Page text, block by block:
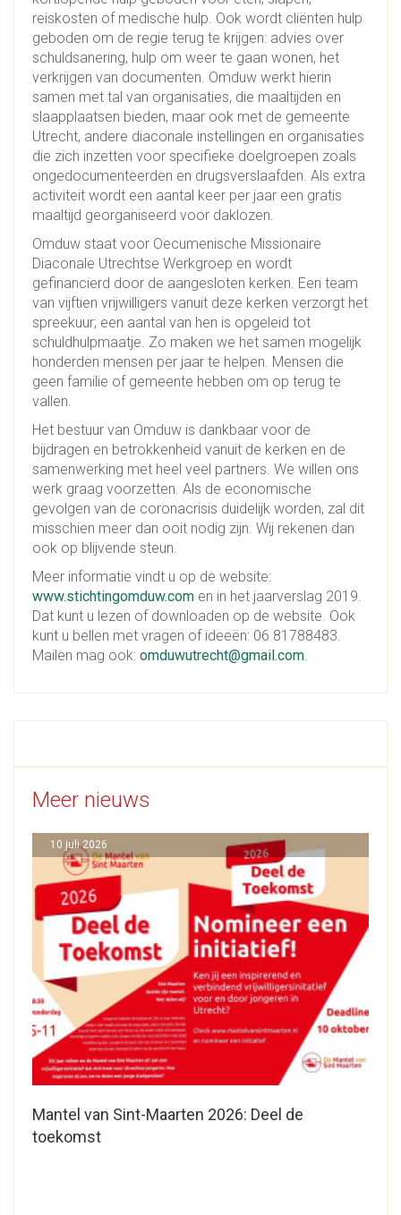
reiskosten of medische hulp. Ook wordt cliënten hulp
geboden om de regie terug te krijgen: advies over
schuldsanering, hulp om weer te gaan wonen, het
verkrijgen van documenten. Omduw werkt hierin
samen met tal van organisaties, die maaltijden en
slaapplaatsen bieden, maar ook met de gemeente
Utrecht, andere diaconale instellingen en organisaties
die zich inzetten voor specifieke doelgroepen zoals
ongedocumenteerden en drugsverslaafden. Als extra
activiteit wordt een aantal keer per jaar een gratis
maaltijd georganiseerd voor daklozen.
Omduw staat voor Oecumenische Missionaire
Diaconale Utrechtse Werkgroep en wordt
gefinancierd door de aangesloten kerken. Een team
van vijftien vrijwilligers vanuit deze kerken verzorgt het
spreekuur; een aantal van hen is opgeleid tot
schuldhulpmaatje. Zo maken we het samen mogelijk
honderden mensen per jaar te helpen. Mensen die
geen familie of gemeente hebben om op terug te
vallen.
Het bestuur van Omduw is dankbaar voor de
bijdragen en betrokkenheid vanuit de kerken en de
samenwerking met heel veel partners. We willen ons
werk graag voorzetten. Als de economische
gevolgen van de coronacrisis duidelijk worden, zal dit
misschien meer dan ooit nodig zijn. Wij rekenen dan
ook op blijvende steun.
Meer informatie vindt u op de website:
www.stichtingomduw.com en in het jaarverslag 2019.
Dat kunt u lezen of downloaden op de website. Ook
kunt u bellen met vragen of ideeën: 06 81788483.
Mailen mag ook: omduwutrecht@gmail.com
Meer nieuws
Mantel van Sint-Maarten 2026: Deel de
toekomst
10 juli 2026